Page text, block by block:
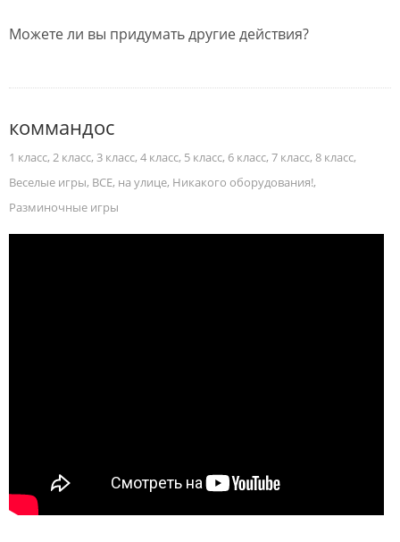
Можете ли вы придумать другие действия?
коммандос
1 класс, 2 класс, 3 класс, 4 класс, 5 класс, 6 класс, 7 класс, 8 класс,
Веселые игры, ВСЕ, на улице, Никакого оборудования!,
Разминочные игры